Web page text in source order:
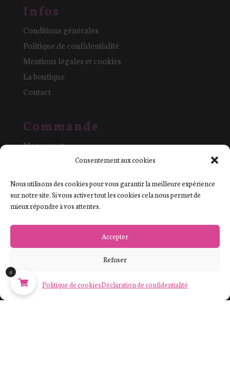
Consentement aux cookies
Nous utilisons des cookies pour vous garantir la meilleure expérience
sur notre site. Si vous activer tout les cookies cela nous permet de
mieux répondre à vos attentes.
Accepter
Refuser
Politique de cookiesDéclaration de confidentialité
Infos
Conditions générales
Politique de confidentialité
Mentions légales et cookies
La boutique
Contact
Commande
Mon compte
Retours et échanges
0